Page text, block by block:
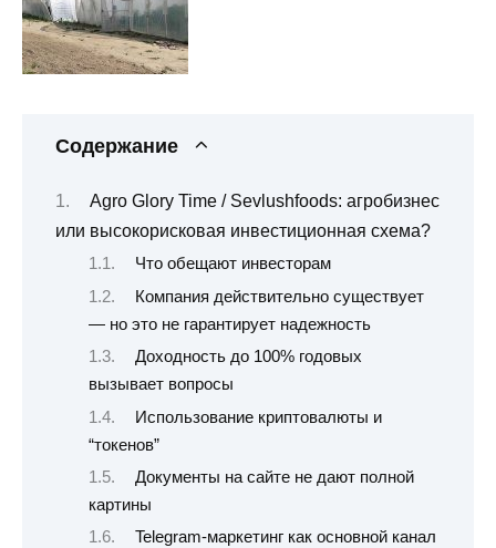
Содержание
Agro Glory Time / Sevlushfoods: агробизнес
или высокорисковая инвестиционная схема?
Что обещают инвесторам
Компания действительно существует
— но это не гарантирует надежность
Доходность до 100% годовых
вызывает вопросы
Использование криптовалюты и
“токенов”
Документы на сайте не дают полной
картины
Telegram-маркетинг как основной канал